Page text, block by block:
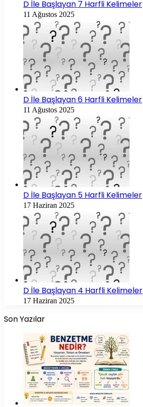
D İle Başlayan 7 Harfli Kelimeler
11 Ağustos 2025
D İle Başlayan 6 Harfli Kelimeler
11 Ağustos 2025
D İle Başlayan 5 Harfli Kelimeler
17 Haziran 2025
D İle Başlayan 4 Harfli Kelimeler
17 Haziran 2025
Son Yazılar